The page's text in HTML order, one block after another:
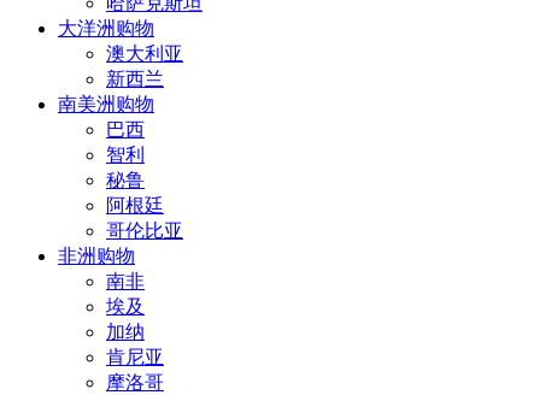
大洋洲购物
澳大利亚
新西兰
南美洲购物
巴西
智利
秘鲁
阿根廷
哥伦比亚
非洲购物
南非
埃及
加纳
肯尼亚
摩洛哥